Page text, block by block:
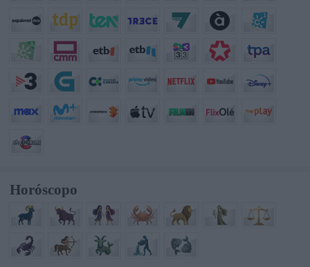
Horóscopo